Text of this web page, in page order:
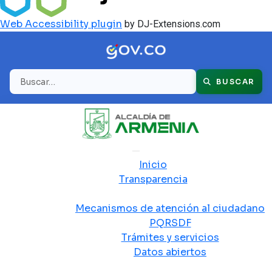
Web Accessibility plugin by DJ-Extensions.com
Buscar BUSCAR
Inicio
Transparencia
Mecanismos de atención al ciudadano
PQRSDF
Trámites y servicios
Datos abiertos